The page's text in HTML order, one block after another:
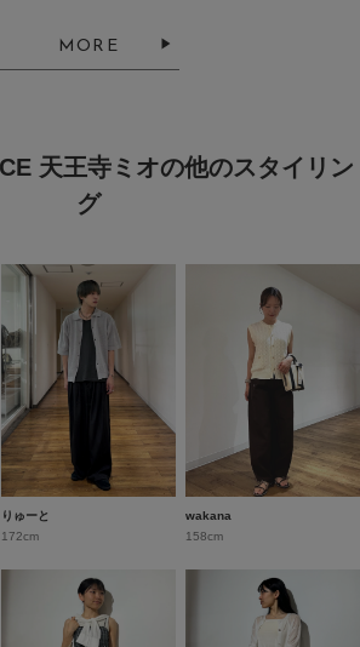
MORE
天王寺ミオの他のスタイリン
グ
りゅーと
172cm
wakana
158cm